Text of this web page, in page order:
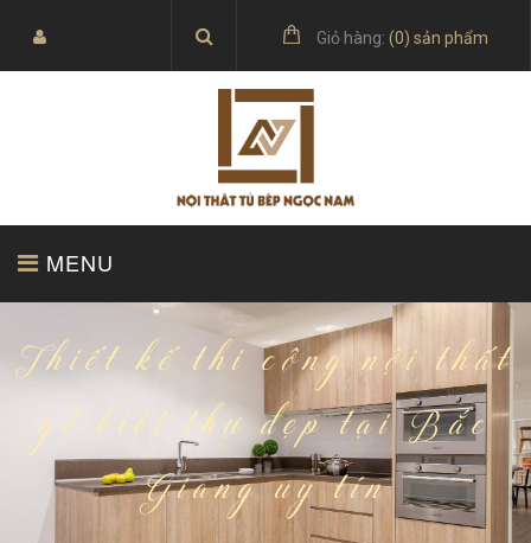
Giỏ hàng: (0) sản phẩm
MENU
SẢN PHẨM
BÁO GIÁ TỦ BẾP ACRYLIC
TỦ BẾP INOX
Thiết kế thi công nội thất
gỗ biệt thự đẹp tại Bắc
Giang uy tín